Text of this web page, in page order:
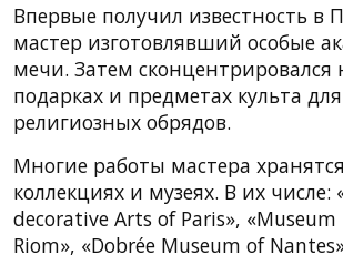
Впервые получил известность в
мастер изготовлявший особые
мечи. Затем
подарках и предметах культа
религиозных обрядов.
Многие работы мастера
коллекциях и музеях. В их числе:
decorative Arts of Paris»,
Riom», «Dobrée Museum of